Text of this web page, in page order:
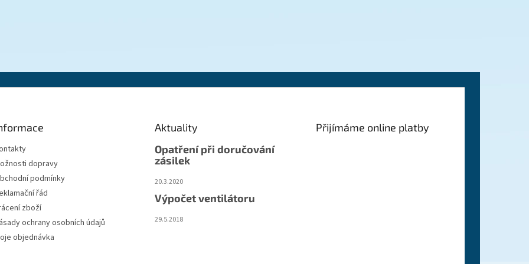
dopravy
podmínky
řád
zboží
ochrany osobních údajů
objednávka
Aktuality
Opatření při doručování
zásilek
20.3.2020
Výpočet ventilátoru
29.5.2018
Přijímáme online platby